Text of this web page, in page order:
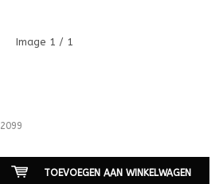
Image 1 / 1
2099
TOEVOEGEN AAN WINKELWAGEN